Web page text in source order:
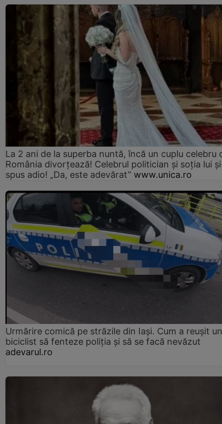
La 2 ani de la superba nuntă, încă un cuplu celebru
România divorțează! Celebrul politician și soția lui
spus adio! „Da, este adevărat” www.unica.ro
Urmărire comică pe străzile din Iași. Cum a reușit un
biciclist să fenteze poliția și să se facă nevăzut
adevarul.ro